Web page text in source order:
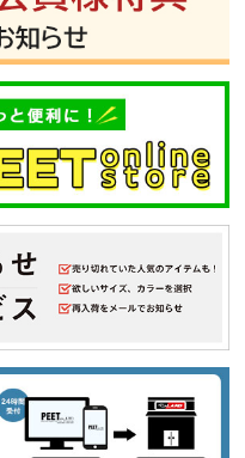
L
XXXL
32inc
38inc